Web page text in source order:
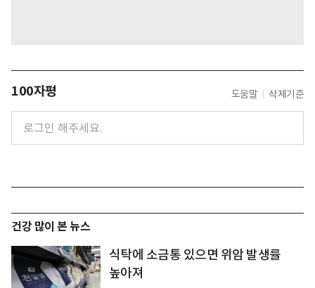
100자평 도움말 삭제기준
건강 많이 본 뉴스
식탁에 소금통 있으면 위암 발생률
높아져